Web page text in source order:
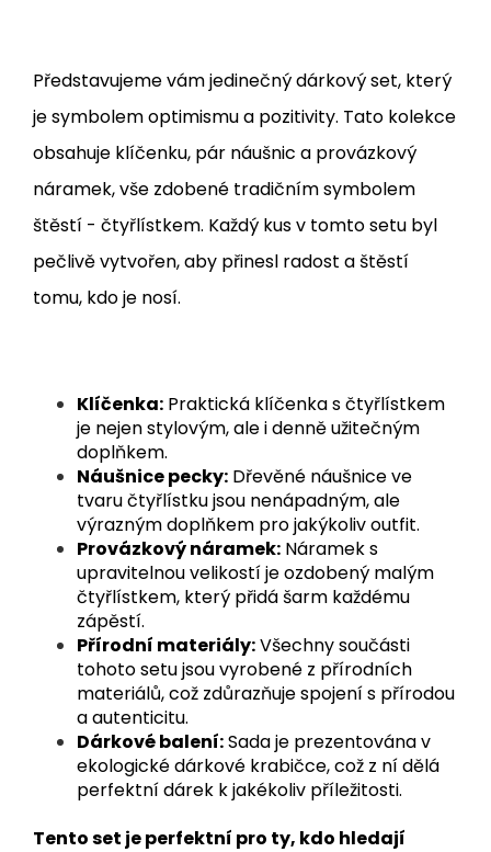
Představujeme vám jedinečný dárkový set, který
je symbolem optimismu a pozitivity. Tato kolekce
obsahuje klíčenku, pár náušnic a provázkový
náramek, vše zdobené tradičním symbolem
štěstí - čtyřlístkem. Každý kus v tomto setu byl
pečlivě vytvořen, aby přinesl radost a štěstí
tomu, kdo je nosí.
Klíčenka: Praktická klíčenka s čtyřlístkem
je nejen stylovým, ale i denně užitečným
doplňkem.
Náušnice pecky: Dřevěné náušnice ve
tvaru čtyřlístku jsou nenápadným, ale
výrazným doplňkem pro jakýkoliv outfit.
Provázkový náramek: Náramek s
upravitelnou velikostí je ozdobený malým
čtyřlístkem, který přidá šarm každému
zápěstí.
Přírodní materiály:Všechny součásti
tohoto setu jsou vyrobené z přírodních
materiálů, což zdůrazňuje spojení s přírodou
a autenticitu.
Dárkové balení:Sada je prezentována v
ekologické dárkové krabičce, což z ní dělá
perfektní dárek k jakékoliv příležitosti.
Tento set je perfektní pro ty, kdo hledají